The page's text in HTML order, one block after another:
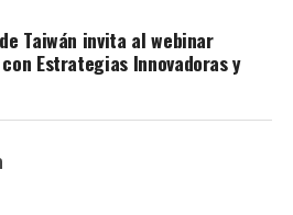
Taiwán invita al webinar
Estrategias Innovadoras y